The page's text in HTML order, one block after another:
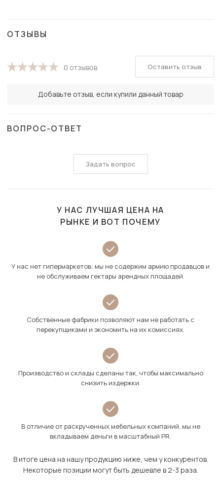
ОТЗЫВЫ
0 отзывов
Добавьте отзыв, если купили данный товар
Оставить отзыв
ВОПРОС-ОТВЕТ
Задать вопрос
У НАС ЛУЧШАЯ ЦЕНА НА
РЫНКЕ И ВОТ ПОЧЕМУ
У нас нет гипермаркетов: мы не содержим армию продавцов и
не обслуживаем гектары арендных площадей.
Собственные фабрики позволяют нам не работать с
перекупщиками и экономить на их комиссиях.
Производство и склады сделаны так, чтобы максимально
снизить издержки.
В отличие от раскрученных мебельных компаний, мы не
вкладываем деньги в масштабный PR.
В итоге цена на нашу продукцию ниже, чем у конкурентов.
Некоторые позиции могут быть дешевле в 2-3 раза.